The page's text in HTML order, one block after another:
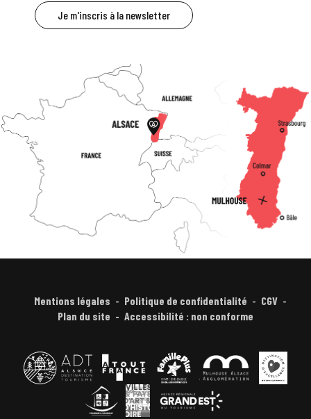
Je m'inscris à la newsletter
Mentions légales Politique de confidentialité
CGV
Plan du site
Accessibilité : non conforme